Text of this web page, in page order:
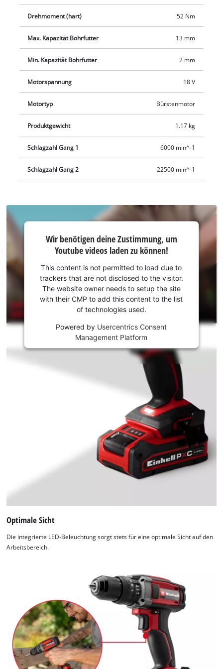
18/52 Li-i-Solo wird ohne Akku und Ladegerät geliefert – diese
sind separat erhältlich, etwa als praktisches Starter-Set.
Drehmoment (hart) 52 Nm
Max. Kapazität Bohrfutter 13 mm
Min. Kapazität Bohrfutter 2 mm
Motorspannung 18 V
Motortyp Bürstenmotor
Produktgewicht 1.17 kg
Schlagzahl Gang 1 6000 min^-1
Schlagzahl Gang 2 22500 min^-1
Wir
benötigen
Zustimmung,
um Youtube
laden zu
können!
This
content
not
website
owner
needs
to
setup
add
this
content
to
the
Wir benötigen deine Zustimmung, um
Youtube videos laden zu können!
This content is not permitted to load due to
trackers that are not disclosed to the visitor.
The website owner needs to setup the site
with their CMP to add this content to the list
of technologies used.
Powered by Usercentrics Consent
Management Platform
Optimale Sicht
Die integrierte LED-Beleuchtung sorgt stets für eine optimale Sicht auf den
Arbeitsbereich.